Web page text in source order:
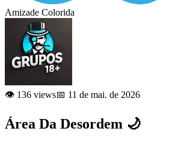
Amizade Colorida
👁️ 136 views📅 11 de mai. de 2026
Área Da Desordem 🌙